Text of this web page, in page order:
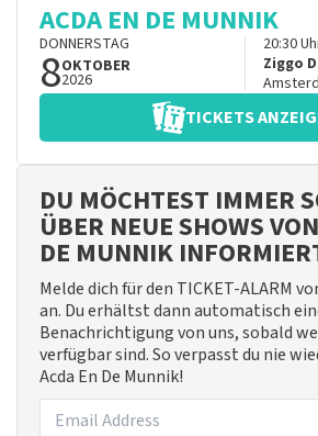
ACDA EN DE MUNNIK
DONNERSTAG
8OKTOBER
2026
20:30
Ziggo
TICKETS
DU MÖCHTEST IMMER
ÜBER NEUE SHOWS
DE MUNNIK
Melde dich für den TICKET-ALARM
an. Du erhältst dann automatisch
Benachrichtigung von uns, sobald
verfügbar sind. So verpasst du nie
Acda En De Munnik!